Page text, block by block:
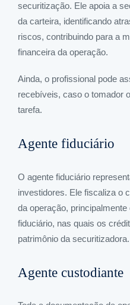
securitização. Ele apoia a
da carteira, identificando
riscos, contribuindo para a
financeira da operação.
Ainda, o profissional pode
recebíveis, caso o tomador
tarefa.
Agente fiduciário
O agente fiduciário
investidores. Ele fiscaliza o
da operação,
fiduciário, nas quais os
patrimônio da securitizadora.
Agente custodiante